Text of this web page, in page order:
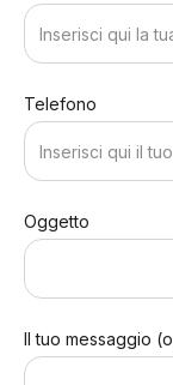
Telefono
Oggetto
Il tuo messaggio